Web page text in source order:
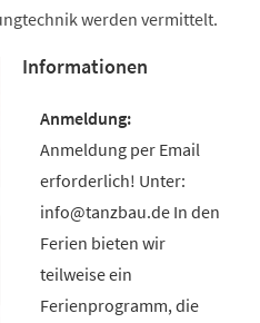
werden vermittelt.
Informationen
Anmeldung per Email
erforderlich! Unter:
info@tanzbau.de In den
Ferien bieten wir
teilweise ein
Ferienprogramm, die